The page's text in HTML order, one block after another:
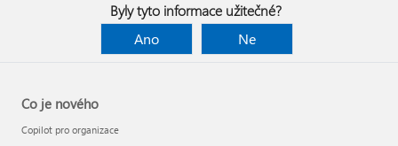
Byly tyto informace užitečné?
Ano
Ne
Co je nového
Copilot pro organizace